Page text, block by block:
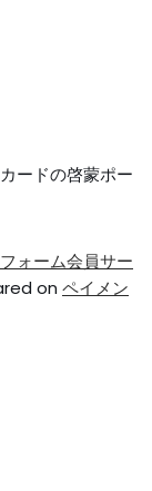
ードの啓蒙ポー
ォーム会員サー
on ペイメン